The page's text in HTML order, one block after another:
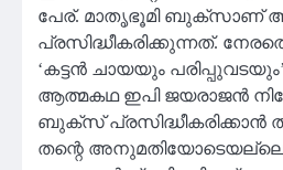
പേര്. മാതൃഭൂമി ബുക്‌സാണ്
പ്രസിദ്ധീകരിക്കുന്നത്.
‘കട്ടന്‍ ചായയും
ആത്മകഥ ഇപി ജയരാജന്‍
ബുക്‌സ് പ്രസിദ്ധീകരിക്കാന്‍
തന്റെ